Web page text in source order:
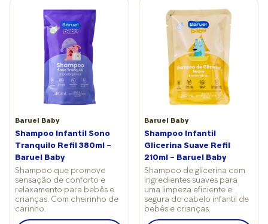
e, para urina, a cada 2-3 horas. “Famílias com acesso
limitado à água potável, saneamento ou sem máquina de
lavar podem encontrar dificuldades na higienização correta.
Nesses contextos, a escolha deve considerar a viabilidade
técnica de uma lavagem segura para não comprometer a
saúde do bebê”, conclui Henrique.
Baruel Baby
Shampoo Infantil Sono
Tranquilo Refil 380ml –
Baruel Baby
Shampoo que promove
sensação de conforto e
relaxamento para bebês e
crianças. Com cheirinho de
carinho.
Baruel Baby
Shampoo Infantil
Glicerina Suave Refil
210ml – Baruel Baby
Shampoo de glicerina com
ingredientes suaves para
uma limpeza eficiente e
segura do cabelo infantil de
bebês e crianças.